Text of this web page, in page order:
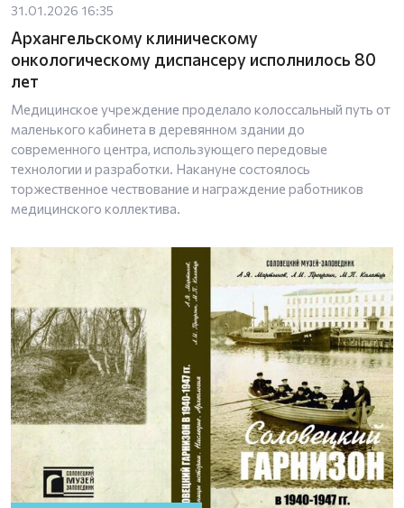
31.01.2026 16:35
Архангельскому клиническому
онкологическому диспансеру исполнилось 80
лет
Медицинское учреждение проделало колоссальный путь от
маленького кабинета в деревянном здании до
современного центра, использующего передовые
технологии и разработки. Накануне состоялось
торжественное чествование и награждение работников
медицинского коллектива.